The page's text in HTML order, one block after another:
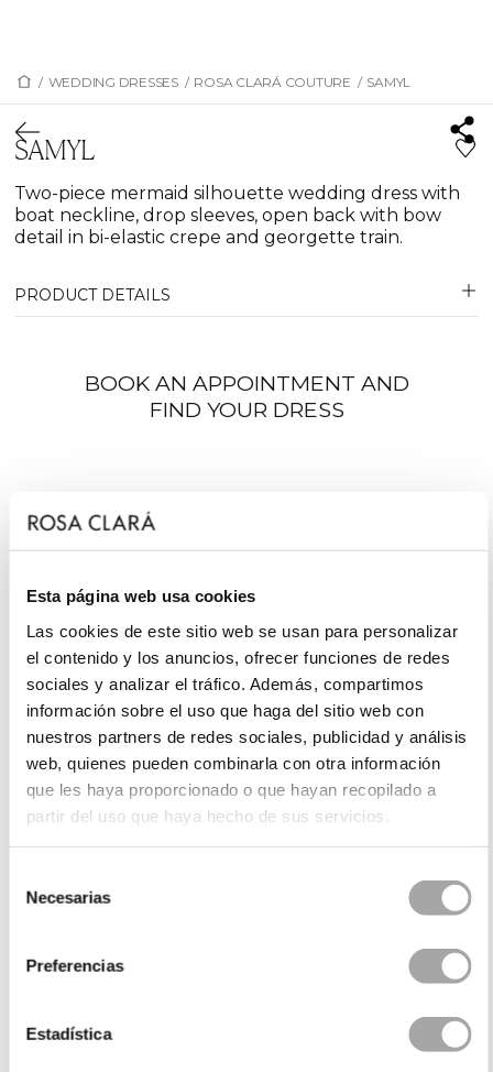
Esta página web usa cookies
Las cookies de este sitio web se usan para personalizar
el contenido y los anuncios, ofrecer funciones de redes
sociales y analizar el tráfico. Además, compartimos
información sobre el uso que haga del sitio web con
nuestros partners de redes sociales, publicidad y análisis
web, quienes pueden combinarla con otra información
que les haya proporcionado o que hayan recopilado a
partir del uso que haya hecho de sus servicios.
Necesarias
Preferencias
Estadística
/ WEDDING DRESSES / ROSA CLARÁ COUTURE / SAMYL
SAMYL
Two-piece mermaid silhouette wedding dress with
boat neckline, drop sleeves, open back with bow
detail in bi-elastic crepe and georgette train.
PRODUCT DETAILS
BOOK AN APPOINTMENT AND
FIND YOUR DRESS